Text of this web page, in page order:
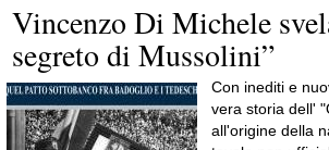
Vincenzo Di Michele
segreto di Mussolini”
Con inediti e
vera storia dell'
all'origine della